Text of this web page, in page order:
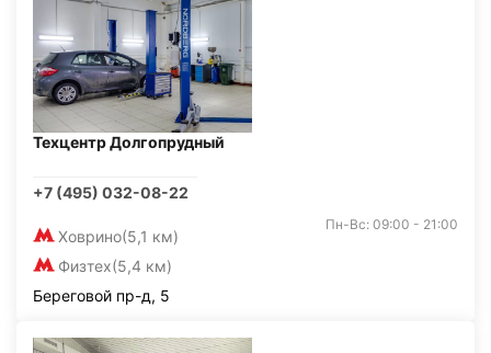
Техцентр Долгопрудный
+7 (495) 032-08-22
Ховрино(5,1 км)
Физтех(5,4 км)
Пн-Вс: 09:00 - 21:00
Береговой пр-д, 5